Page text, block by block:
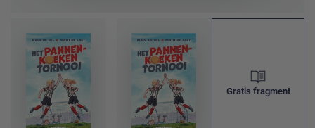
Gratis fragment